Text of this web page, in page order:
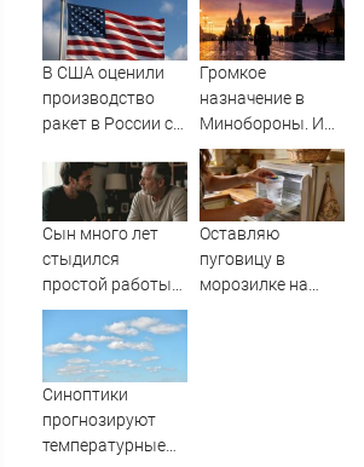
водителем
трактора
В США оценили
производство
ракет в России с
"Пэтриотов"
Громкое
назначение в
Минобороны. И
плохая новость
для ВСУ: Этот
генерал уже
дошёл до Киева. И
Сын много лет
стыдился
простой работы
отца, пока не
узнал, ради чего
тот отказался от
карьеры -
Оставляю
пуговицу в
морозилке на
Синоптики
прогнозируют
температурные